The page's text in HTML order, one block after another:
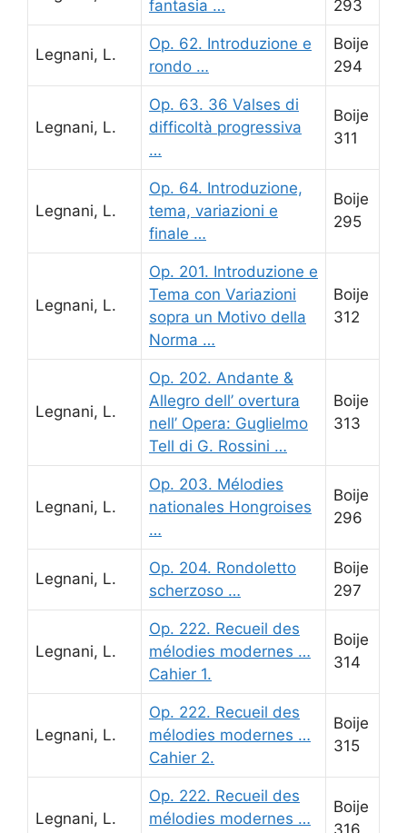
fantasia …
293
Legnani, L.
Op. 62. Introduzione e
rondo …
Boije
294
Legnani, L.
Op. 63. 36 Valses di
difficoltà progressiva
…
Boije
311
Legnani, L.
Op. 64. Introduzione,
tema, variazioni e
finale …
Boije
295
Legnani, L.
Op. 201. Introduzione e
Tema con Variazioni
sopra un Motivo della
Norma …
Boije
312
Legnani, L.
Op. 202. Andante &
Allegro dell’ overtura
nell’ Opera: Guglielmo
Tell di G. Rossini …
Boije
313
Legnani, L.
Op. 203. Mélodies
nationales Hongroises
…
Boije
296
Legnani, L.
Op. 204. Rondoletto
scherzoso …
Boije
297
Legnani, L.
Op. 222. Recueil des
mélodies modernes …
Cahier 1.
Boije
314
Legnani, L.
Op. 222. Recueil des
mélodies modernes …
Cahier 2.
Boije
315
Legnani, L.
Op. 222. Recueil des
mélodies modernes …
Boije
316